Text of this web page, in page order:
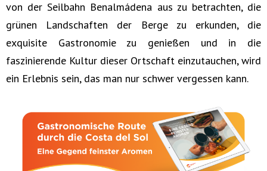
von der Seilbahn Benalmádena aus zu betrachten, die
grünen Landschaften der Berge zu erkunden, die
exquisite Gastronomie zu genießen und in die
faszinierende Kultur dieser Ortschaft einzutauchen, wird
ein Erlebnis sein, das man nur schwer vergessen kann.